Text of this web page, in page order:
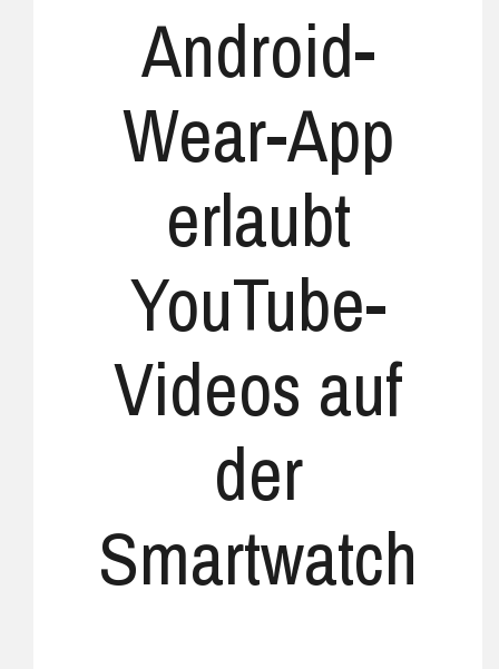
Android-
Wear-App
erlaubt
YouTube-
Videos auf
der
Smartwatch